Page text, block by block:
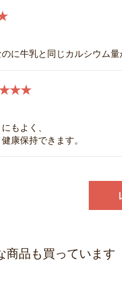
に牛乳と同じカルシウム量
もよく、
康保持できます。
商品も買っています